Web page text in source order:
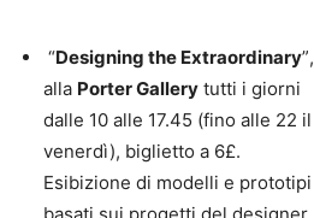
“Designing the Extraordinary”,
alla Porter Gallery tutti i giorni
dalle 10 alle 17.45 (fino alle 22 il
venerdì), biglietto a 6£.
Esibizione di modelli e prototipi